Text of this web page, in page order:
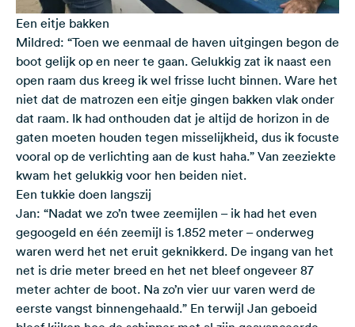
Een eitje bakken
Mildred: “Toen we eenmaal de haven uitgingen begon de
boot gelijk op en neer te gaan. Gelukkig zat ik naast een
open raam dus kreeg ik wel frisse lucht binnen. Ware het
niet dat de matrozen een eitje gingen bakken vlak onder
dat raam. Ik had onthouden dat je altijd de horizon in de
gaten moeten houden tegen misselijkheid, dus ik focuste
vooral op de verlichting aan de kust haha.” Van zeeziekte
kwam het gelukkig voor hen beiden niet.
Een tukkie doen langszij
Jan: “Nadat we zo’n twee zeemijlen – ik had het even
gegoogeld en één zeemijl is 1.852 meter – onderweg
waren werd het net eruit geknikkerd. De ingang van het
net is drie meter breed en het net bleef ongeveer 87
meter achter de boot. Na zo’n vier uur varen werd de
eerste vangst binnengehaald.” En terwijl Jan geboeid